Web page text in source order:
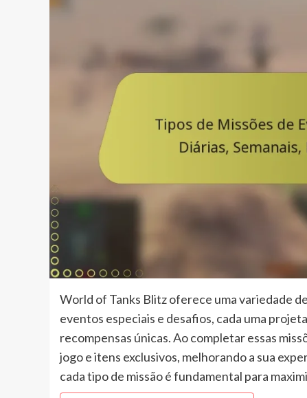
World of Tanks Blitz oferece uma variedade
eventos especiais e desafios, cada uma
recompensas únicas. Ao completar essas
jogo e itens exclusivos, melhorando a sua
cada tipo de missão é fundamental para